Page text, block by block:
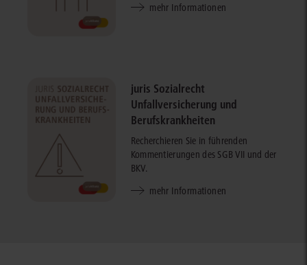
mehr Informationen
juris Sozialrecht
Unfallversicherung und
Berufskrankheiten
Recherchieren Sie in führenden
Kommentierungen des SGB VII und der
BKV.
mehr Informationen